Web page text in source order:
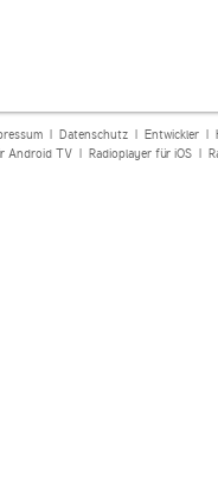
| Datenschutz| Entwickler|
Android TV| Radioplayer für iOS|